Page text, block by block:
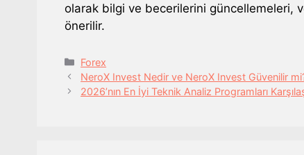
olarak bilgi ve becerilerini güncellemeleri,
önerilir.
Kategoriler
Forex
NeroX Invest Nedir ve NeroX Invest Güvenilir
2026’nın En İyi Teknik Analiz Programları